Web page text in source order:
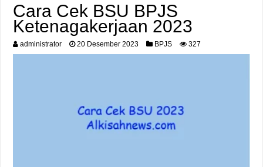
Cara Cek BSU BPJS
Ketenagakerjaan 2023
administrator 20 Desember 2023 BPJS 327